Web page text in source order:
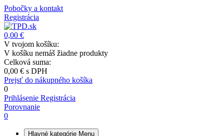
Pobočky a kontakt
Registrácia
0,00 €
V tvojom košíku:
V košíku nemáš žiadne produkty
Celková suma:
0,00 € s DPH
Prejsť do nákupného košíka
0
Prihlásenie Registrácia
Porovnanie
0
Hlavné kategórie Menu